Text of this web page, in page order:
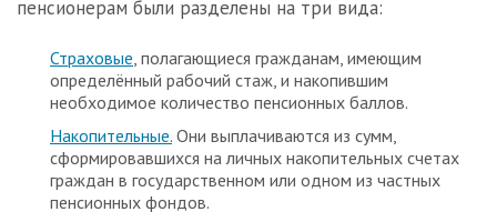
пенсионерам были разделены на три вида:
Страховые , полагающиеся гражданам, имеющим
определённый рабочий стаж, и накопившим
необходимое количество пенсионных баллов.
Накопительные. Они выплачиваются из сумм,
сформировавшихся на личных накопительных счетах
граждан в государственном или одном из частных
пенсионных фондов.